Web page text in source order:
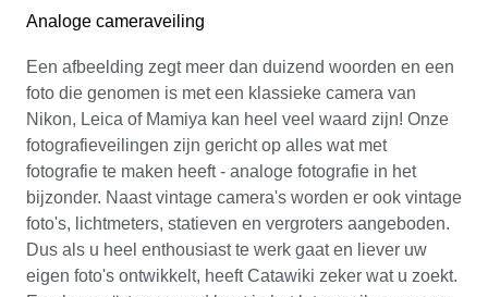
Analoge cameraveiling
Een afbeelding zegt meer dan duizend woorden en een
foto die genomen is met een klassieke camera van
Nikon, Leica of Mamiya kan heel veel waard zijn! Onze
fotografieveilingen zijn gericht op alles wat met
fotografie te maken heeft - analoge fotografie in het
bijzonder. Naast vintage camera's worden er ook vintage
foto's, lichtmeters, statieven en vergroters aangeboden.
Dus als u heel enthousiast te werk gaat en liever uw
eigen foto's ontwikkelt, heeft Catawiki zeker wat u zoekt.